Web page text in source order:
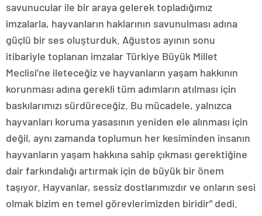
savunucular ile bir araya gelerek topladığımız
imzalarla, hayvanların haklarının savunulması adına
güçlü bir ses oluşturduk. Ağustos ayının sonu
itibariyle toplanan imzalar Türkiye Büyük Millet
Meclisi’ne ileteceğiz ve hayvanların yaşam hakkının
korunması adına gerekli tüm adımların atılması için
baskılarımızı sürdüreceğiz. Bu mücadele, yalnızca
hayvanları koruma yasasının yeniden ele alınması için
değil, aynı zamanda toplumun her kesiminden insanın
hayvanların yaşam hakkına sahip çıkması gerektiğine
dair farkındalığı artırmak için de büyük bir önem
taşıyor. Hayvanlar, sessiz dostlarımızdır ve onların sesi
olmak bizim en temel görevlerimizden biridir” dedi.